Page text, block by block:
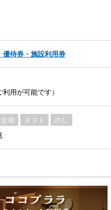
優待券・施設利用券
利用が可能です）
定期 ギフト のし